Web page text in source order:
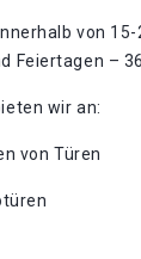
von 15-
Feiertagen –
wir an:
von Türen